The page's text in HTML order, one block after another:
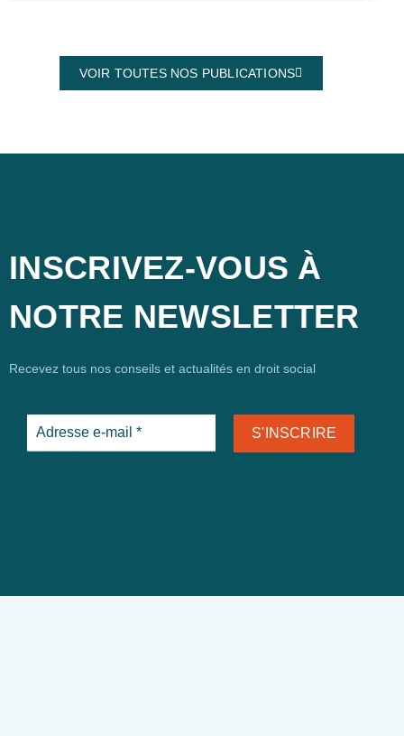
VOIR TOUTES NOS PUBLICATIONS
INSCRIVEZ-VOUS À
NOTRE NEWSLETTER
Recevez tous nos conseils et actualités en droit social